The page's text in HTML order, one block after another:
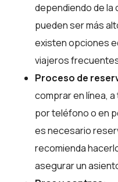
dependiendo de la
pueden ser más
existen opciones
viajeros
Proceso de
comprar en línea,
por teléfono o en
es necesario
recomienda
asegurar un